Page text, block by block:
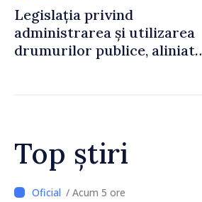
Legislația privind
administrarea și utilizarea
drumurilor publice, aliniată
Top știri
/ Acum 2 ore